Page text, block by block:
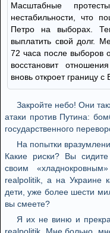
Масштабные
нестабильности, что
Петро на выборах.
выплатить свой долг.
72 часа после выборов
восстановит
вновь откроет границу с
Закройте небо! Они
атаки против Путина:
государственного
На попытки
Какие риски? Вы
своим
realpolitik, а на Украине
дети, уже более шести
вы смеете?
Я их не виню и